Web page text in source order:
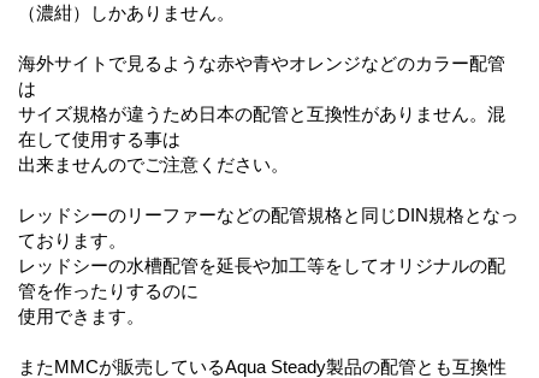
（濃紺）しかありません。
海外サイトで見るような赤や青やオレンジなどのカラー配管
は
サイズ規格が違うため日本の配管と互換性がありません。混
在して使用する事は
出来ませんのでご注意ください。
レッドシーのリーファーなどの配管規格と同じDIN規格となっ
ております。
レッドシーの水槽配管を延長や加工等をしてオリジナルの配
管を作ったりするのに
使用できます。
またMMCが販売しているAqua Steady製品の配管とも互換性